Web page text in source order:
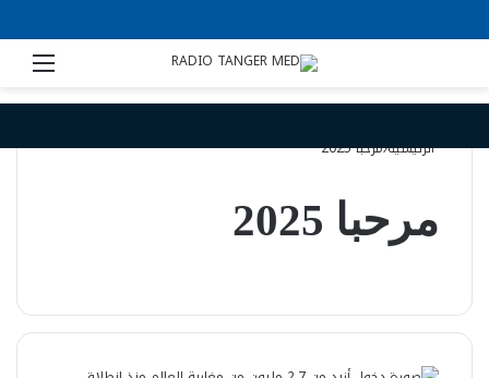
الرئيسية/مرحبا 2025
مرحبا 2025